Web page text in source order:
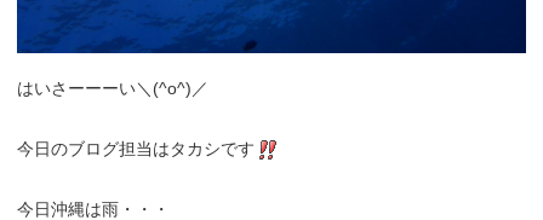
はいさーーーい＼(^o^)／
今日のブログ担当はタカシです
今日沖縄は雨・・・